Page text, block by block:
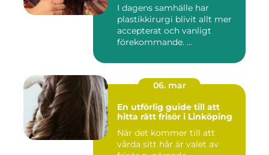
I dagens samhälle har
plastikkirurgi blivit allt mer
accepterat och vanligt
förekommande. ...
06. mar
En utförlig guide till att
hitta rätt frisör i Linköping
När det kommer till att
vårda sitt hår är valet av